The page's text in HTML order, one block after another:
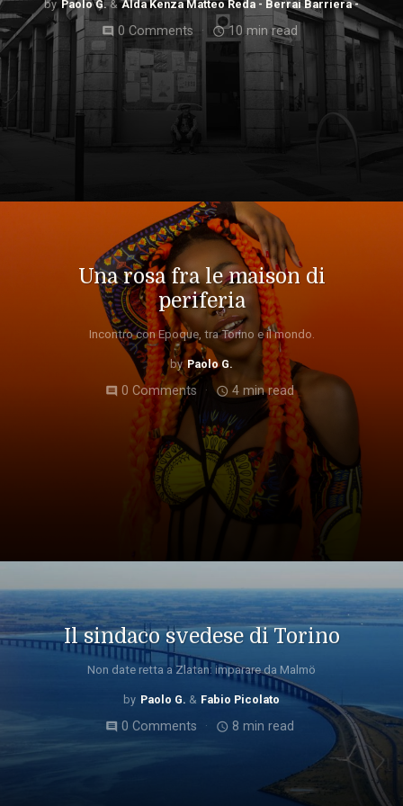
Paolo G. Alda Kenza Matteo Reda - Berrai Barriera -
comment 0 Comments access_time10 min read
Una rosa fra le maison di
periferia
Incontro con Epoque, tra Torino e il mondo.
Paolo G.
comment 0 Comments access_time 4 min read
Il sindaco svedese di Torino
Non date retta a Zlatan: imparare da Malmö
Paolo G. Fabio Picolato
comment0 Comments access_time 8 min read